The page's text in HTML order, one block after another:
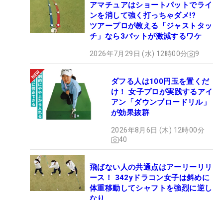
アマチュアはショートパットでライ
ンを消して強く打っちゃダメ!?
ツアープロが教える「ジャストタッ
チ」なら3パットが激減するワケ
2026年7月29日 (水) 12時00分 9
ダフる人は100円玉を置くだ
け！ 女子プロが実践するアイ
アン「ダウンブロードリル」
が効果抜群
2026年8月6日 (木) 12時00分
40
飛ばない人の共通点はアーリーリリ
ース！ 342yドラコン女子は斜めに
体重移動してシャフトを強烈に逆し